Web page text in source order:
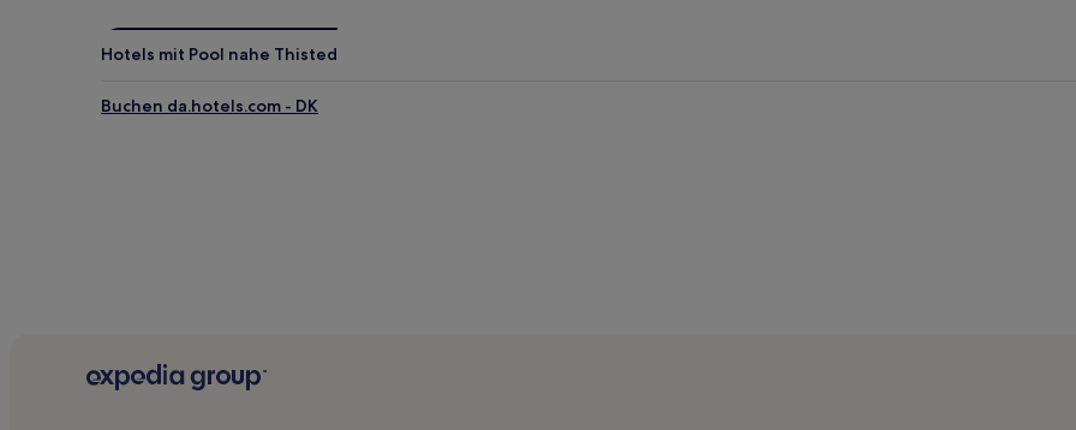
Haustierfreundliche in Thisted Kommune
Hotels mit Pool nahe Thisted
Buchen da.hotels.com - DK